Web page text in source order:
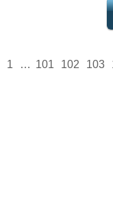
1 … 101 102 103